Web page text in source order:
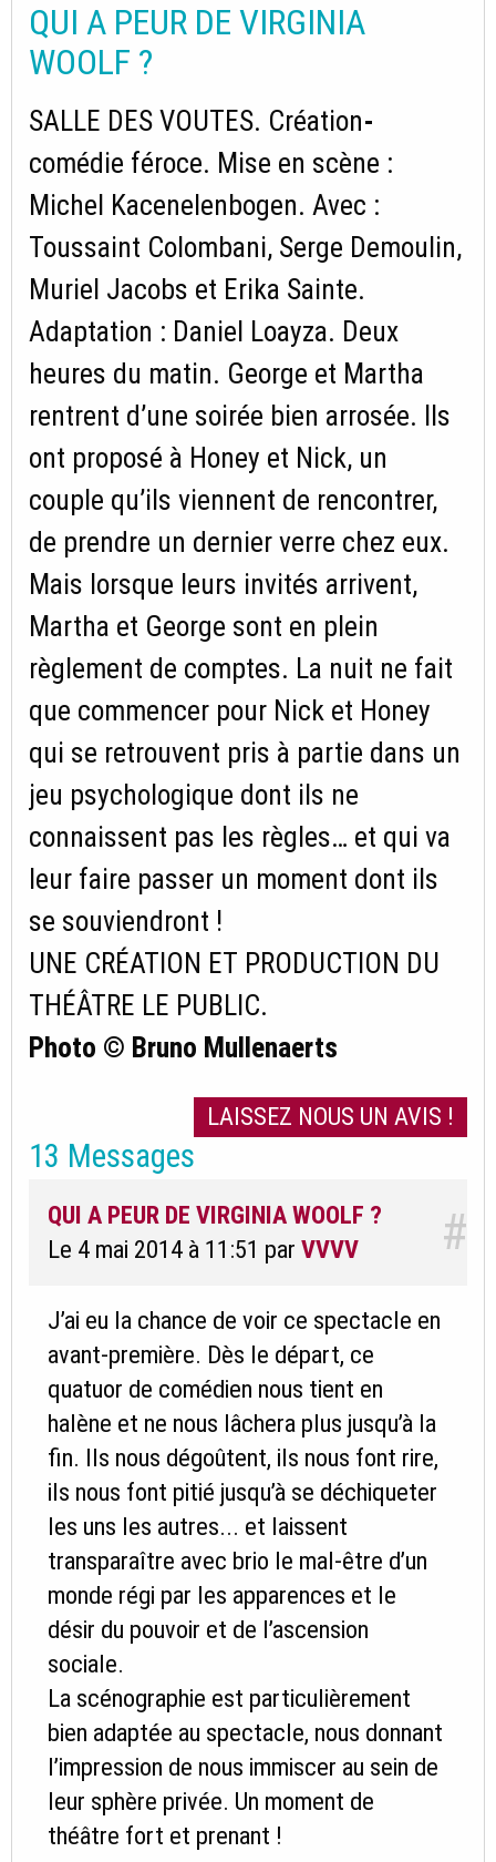
QUI A PEUR DE VIRGINIA
WOOLF ?
SALLE DES VOUTES. Création-
comédie féroce. Mise en scène :
Michel Kacenelenbogen. Avec :
Toussaint Colombani, Serge Demoulin,
Muriel Jacobs et Erika Sainte.
Adaptation : Daniel Loayza. Deux
heures du matin. George et Martha
rentrent d’une soirée bien arrosée. Ils
ont proposé à Honey et Nick, un
couple qu’ils viennent de rencontrer,
de prendre un dernier verre chez eux.
Mais lorsque leurs invités arrivent,
Martha et George sont en plein
règlement de comptes. La nuit ne fait
que commencer pour Nick et Honey
qui se retrouvent pris à partie dans un
jeu psychologique dont ils ne
connaissent pas les règles… et qui va
leur faire passer un moment dont ils
se souviendront !
UNE CRÉATION ET PRODUCTION DU
THÉÂTRE LE PUBLIC.
Photo © Bruno Mullenaerts
LAISSEZ NOUS UN AVIS !
13 Messages
#
QUI A PEUR DE VIRGINIA WOOLF ?
Le 4 mai 2014 à 11:51 par VVVV
J’ai eu la chance de voir ce spectacle en
avant-première. Dès le départ, ce
quatuor de comédien nous tient en
halène et ne nous lâchera plus jusqu’à la
fin. Ils nous dégoûtent, ils nous font rire,
ils nous font pitié jusqu’à se déchiqueter
les uns les autres... et laissent
transparaître avec brio le mal-être d’un
monde régi par les apparences et le
désir du pouvoir et de l’ascension
sociale.
La scénographie est particulièrement
bien adaptée au spectacle, nous donnant
l’impression de nous immiscer au sein de
leur sphère privée. Un moment de
théâtre fort et prenant !